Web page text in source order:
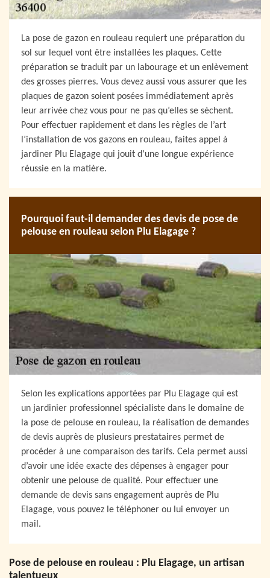
La pose de gazon en rouleau requiert une préparation du
sol sur lequel vont être installées les plaques. Cette
préparation se traduit par un labourage et un enlèvement
des grosses pierres. Vous devez aussi vous assurer que les
plaques de gazon soient posées immédiatement après
leur arrivée chez vous pour ne pas qu’elles se sèchent.
Pour effectuer rapidement et dans les règles de l’art
l’installation de vos gazons en rouleau, faites appel à
jardiner Plu Elagage qui jouit d’une longue expérience
réussie en la matière.
Pourquoi faut-il demander des devis de pose de
pelouse en rouleau selon Plu Elagage ?
Selon les explications apportées par Plu Elagage qui est
un jardinier professionnel spécialiste dans le domaine de
la pose de pelouse en rouleau, la réalisation de demandes
de devis auprès de plusieurs prestataires permet de
procéder à une comparaison des tarifs. Cela permet aussi
d’avoir une idée exacte des dépenses à engager pour
obtenir une pelouse de qualité. Pour effectuer une
demande de devis sans engagement auprès de Plu
Elagage, vous pouvez le téléphoner ou lui envoyer un
mail.
Pose de pelouse en rouleau : Plu Elagage, un artisan